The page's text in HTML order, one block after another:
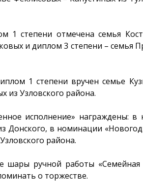
1 степени отмечена семья
и диплом 3 степени – семья
1 степени вручен семье
из Узловского района.
исполнение» награждены: в
Донского, в номинации
района.
шары ручной работы «Семейная
о торжестве.